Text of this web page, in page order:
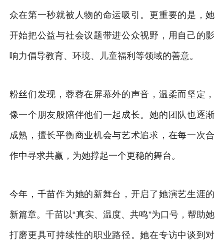
众在第一秒就被人物的命运吸引。更重要的是，她
开始把公益与社会议题带进公众视野，用自己的影
响力倡导教育、环境、儿童福利等领域的善意。
粉丝们发现，蓉蓉在屏幕外的声音，温柔而坚定，
像一个朋友般陪伴他们一起成长。她的团队也逐渐
成熟，擅长平衡商业机会与艺术追求，在每一次合
作中寻求共赢，为她撑起一个更稳的舞台。
今年，千苗作为她的新舞台，开启了她演艺生涯的
新篇章。千苗以“真实、温度、共鸣”为口号，帮助她
打磨更具可持续性的职业路径。她在专访中谈到对